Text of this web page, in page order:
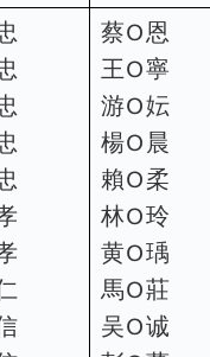
蔡Ｏ恩
王Ｏ寧
游Ｏ妘
楊Ｏ 晨
賴Ｏ柔
林Ｏ玲
黄Ｏ瑀
馬Ｏ莊
吴Ｏ诚